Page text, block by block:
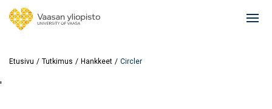
Etusivu Tutkimus Hankkeet Circler
'